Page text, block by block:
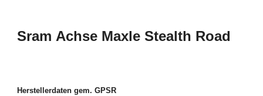
Sram Achse Maxle Stealth Road
Herstellerdaten gem. GPSR